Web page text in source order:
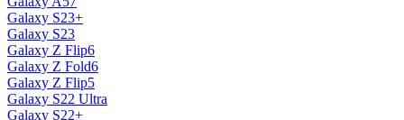
Galaxy S23+
Galaxy S23
Galaxy Z Flip6
Galaxy Z Fold6
Galaxy Z Flip5
Galaxy S22 Ultra
Galaxy S22+